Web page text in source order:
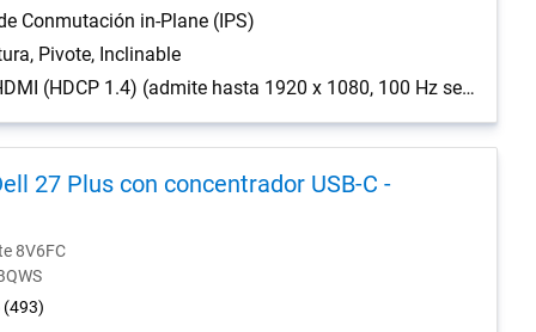
Conmutación in-Plane (IPS)
Pivote, Inclinable
1 puerto/s HDMI (HDCP 1.4) (admite hasta 1920 x 1080, 100 Hz según se especifica en HDMI 1.4), 1 DisplayPort 1.4 (HDCP 1.4) puerto/s, 1 puerto VGA
27 Plus con concentrador USB-C -
8V6FC
(493)